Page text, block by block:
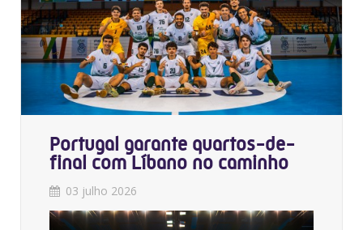
Portugal garante quartos-de-
final com Líbano no caminho
03 julho 2026